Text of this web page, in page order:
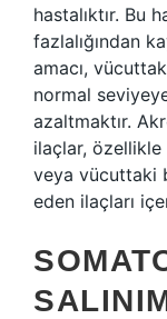
hastalıktır. Bu
fazlalığından
amacı,
normal
azaltmaktır.
ilaçlar, özellikle
veya vücuttaki
eden ilaçları